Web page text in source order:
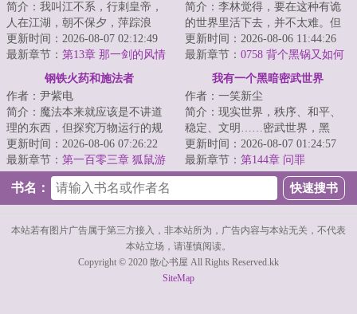
简介：我叫江不系，行刺皇帝，
人在江湖，朝不保夕，萍踪浪
迹。他们都管我叫浪子，最开始
我以为是因我飘零...
更新时间：2026-08-07 02:12:49
最新章节： 第13章 那一剑的风情
简介：李林觉得，要在这种有诡
的世界里活下去，并不太难。但
单纯地活着，似乎又太没有上进
心了。那就定个...
更新时间：2026-08-06 11:44:26
最新章节： 0758 背个黑锅又如何
钢铁火药和施法者
作者：尹紫电
简介：魔法本来就应该是不讲道
理的东西，但探究万物运行的规
律却是人类的天性。这是一个量
产型魔法战工具...
更新时间：2026-08-06 07:26:22
最新章节： 第一百零三章 狐鼠游
戏（十三）
我有一个黑暗密武世界
作者：一笑新尘
简介：现实世界，秩序、和平、
稳定、文明……密武世界，黑
暗、危险、灰烬、畸变陈峰穿越
而来，成为锦城大...
更新时间：2026-08-07 01:24:57
最新章节： 第144章 问罪
书名：
本站若有图片广告属于第三方接入，非本站所为，广告内容与本站无关，不代表
本站立场，请谨慎阅读。
Copyright © 2020 散心书屋 All Rights Reserved.kk
SiteMap